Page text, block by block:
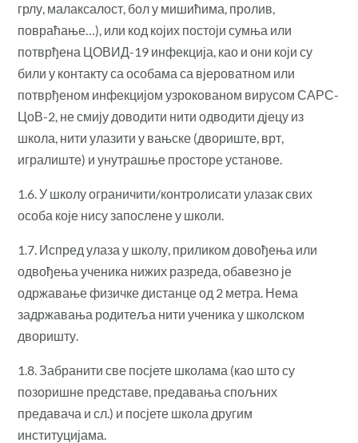
грлу, малаксалост, бол у мишићима, пролив,
повраћање…), или код којих постоји сумња или
потврђена ЦОВИД-19 инфекција, као и они који су
били у контакту са особама са вјероватном или
потврђеном инфекцијом узрокованом вирусом САРС-
ЦоВ-2, не смију доводити нити одводити дјецу из
школа, нити улазити у вањске (двориште, врт,
игралиште) и унутрашње просторе установе.
1.6. У школу ограничити/контролисати улазак свих
особа које нису запослене у школи.
1.7. Испред улаза у школу, приликом довођења или
одвођења ученика нижих разреда, обавезно је
одржавање физичке дистанце од 2 метра. Нема
задржавања родитеља нити ученика у школском
дворишту.
1.8. Забранити све посјете школама (као што су
позоришне представе, предавања спољних
предавача и сл.) и посјете школа другим
институцијама.